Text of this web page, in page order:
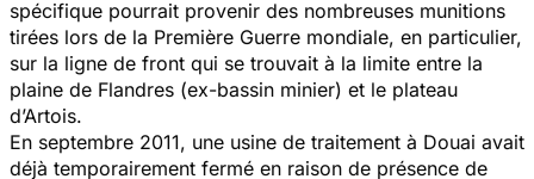
spécifique pourrait provenir des nombreuses munitions
tirées lors de la Première Guerre mondiale, en particulier,
sur la ligne de front qui se trouvait à la limite entre la
plaine de Flandres (ex-bassin minier) et le plateau
d’Artois.
En septembre 2011, une usine de traitement à Douai avait
déjà temporairement fermé en raison de présence de